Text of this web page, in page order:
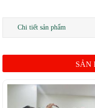
Chi tiết sản phẩm
SẢN